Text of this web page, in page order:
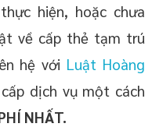
hiện, hoặc chưa
về cấp thẻ tạm trú
hệ với Luật Hoàng
dịch vụ một cách
NHẤT.